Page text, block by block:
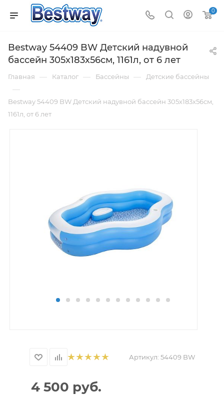
0
Bestway 54409 BW Детский надувной
бассейн 305х183х56см, 1161л, от 6 лет
Главная — Каталог — Бассейны — Детские бассейны
—
Bestway 54409 BW Детский надувной бассейн 305х183х56см,
1161л, от 6 лет
Артикул: 54409 BW
4 500 руб.